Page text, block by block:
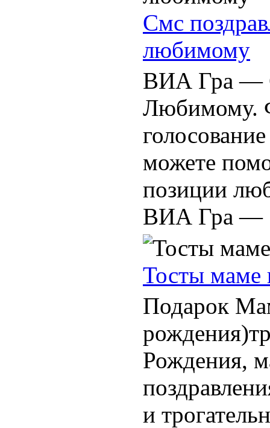
Смс
любимому
ВИА Гра —
Любимому.
можете
позиции
ВИА Гра —
Тосты маме
Подарок
Рождения,
и